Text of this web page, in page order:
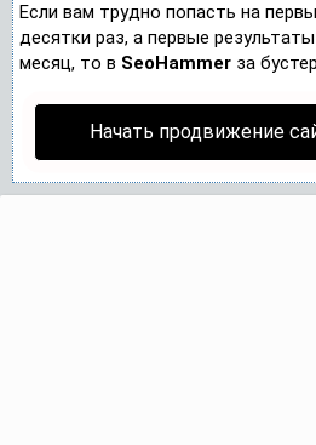
Если вам трудно попасть на
десятки раз, а первые
месяц, то в SeoHammer за бустер
Начать продвижение